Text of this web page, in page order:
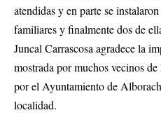
atendidas y en parte se
familiares y finalmente dos de
Juncal Carrascosa agradece la
mostrada por muchos vecinos
por el Ayuntamiento de
localidad.